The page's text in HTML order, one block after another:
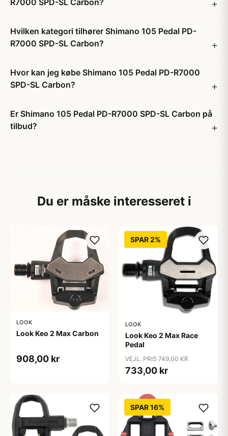
R7000 SPD-SL Carbon?
Hvilken kategori tilhører Shimano 105 Pedal PD-
R7000 SPD-SL Carbon?
Hvor kan jeg købe Shimano 105 Pedal PD-R7000
SPD-SL Carbon?
Er Shimano 105 Pedal PD-R7000 SPD-SL Carbon på
tilbud?
Du er måske interesseret i
LOOK
Look Keo 2 Max Carbon
908,00 kr
SPAR 2%
LOOK
Look Keo 2 Max Race
Pedal
VEJL. PRIS 749,00 KR
733,00 kr
SPAR 16%